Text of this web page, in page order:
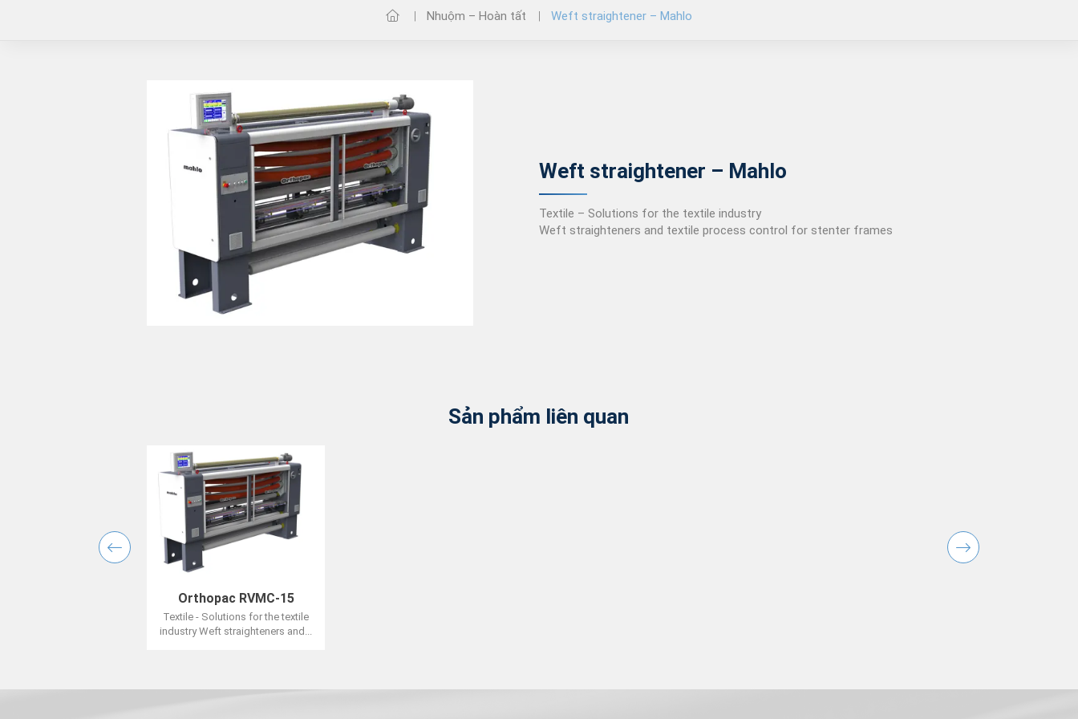
Bộ thử độ rụng sợi Under
Armour
Color iMatch
Color iQC
NetProfiler
Tủ đèn, Hộp so màu SPL QC
Tủ đèn Judge LED – Judge QC
Nhuộm – Hoàn tất Weft straightener – Mahlo
Weft straightener – Mahlo
Textile – Solutions for the textile industry
Weft straighteners and textile process control for stenter frames
Sản phẩm liên quan
Orthopac RVMC-15
Textile - Solutions for the textile
industry Weft straighteners and...